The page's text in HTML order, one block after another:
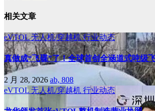
相关文章
eVTOL无人机/穿越机行业动态
真做成“飞碟”了！全球首创全涵道式吨级
2 月 28, 2026 ab, 808
eVTOL 无人机/穿越机 行业动态